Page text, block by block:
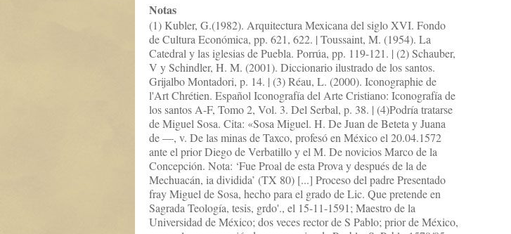
Notas
(1) Kubler, G.(1982). Arquitectura Mexicana del siglo XVI. Fondo
de Cultura Económica, pp. 621, 622. | Toussaint, M. (1954). La
Catedral y las iglesias de Puebla. Porrúa, pp. 119-121. | (2) Schauber,
V y Schindler, H. M. (2001). Diccionario ilustrado de los santos.
Grijalbo Montadori, p. 14. | (3) Réau, L. (2000). Iconographie de
l'Art Chrétien. Español Iconografía del Arte Cristiano: Iconografía de
los santos A-F, Tomo 2, Vol. 3. Del Serbal, p. 38. | (4)Podría tratarse
de Miguel Sosa. Cita: «Sosa Miguel. H. De Juan de Beteta y Juana
de —, v. De las minas de Taxco, profesó en México el 20.04.1572
ante el prior Diego de Verbatillo y el M. De novicios Marco de la
Concepción. Nota: ‘Fue Proal de esta Prova y después de la de
Mechuacán, ia dividida’ (TX 80) [...] Proceso del padre Presentado
fray Miguel de Sosa, hecho para el grado de Lic. Que pretende en
Sagrada Teología, tesis, grdo'., el 15-11-1591; Maestro de la
Universidad de México; dos veces rector de S Pablo; prior de México,